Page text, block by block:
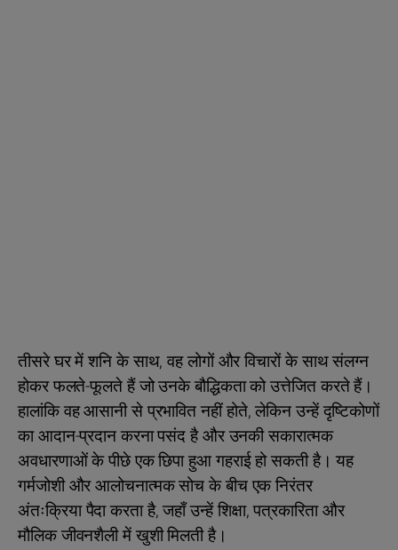
तीसरे घर में शनि के साथ, वह लोगों और विचारों के साथ संलग्न
होकर फलते-फूलते हैं जो उनके बौद्धिकता को उत्तेजित करते हैं।
हालांकि वह आसानी से प्रभावित नहीं होते, लेकिन उन्हें दृष्टिकोणों
का आदान-प्रदान करना पसंद है और उनकी सकारात्मक
अवधारणाओं के पीछे एक छिपा हुआ गहराई हो सकती है। यह
गर्मजोशी और आलोचनात्मक सोच के बीच एक निरंतर
अंतःक्रिया पैदा करता है, जहाँ उन्हें शिक्षा, पत्रकारिता और
मौलिक जीवनशैली में खुशी मिलती है।